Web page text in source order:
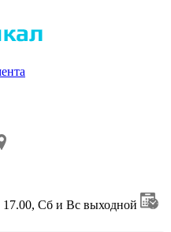
Сб и Вс выходной